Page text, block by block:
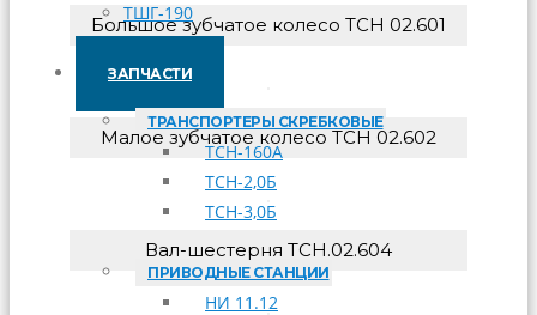
ТШГ-190
ТШГ- 250
ЗАПЧАСТИ
ТРАНСПОРТЕРЫ СКРЕБКОВЫЕ
ТСН-160А
ТСН-2,0Б
ТСН-3,0Б
ПРИВОДНЫЕ СТАНЦИИ
НИ 11.12
Большое зубчатое колесо ТСН 02.601
Малое зубчатое колесо ТСН 02.602
Вал-шестерня ТСН.02.604